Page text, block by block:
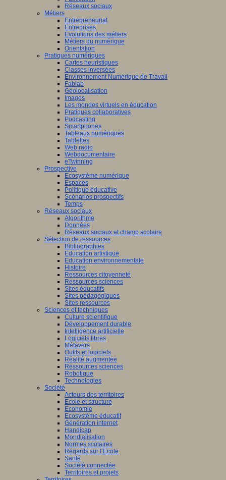
Réseaux sociaux
Métiers
Entrepreneuriat
Entreprises
Evolutions des métiers
Métiers du numérique
Orientation
Pratiques numériques
Cartes heuristiques
Classes inversées
Environnement Numérique de Travail
Fablab
Géolocalisation
Images
Les mondes virtuels en éducation
Pratiques collaboratives
Podcasting
Smartphones
Tableaux numériques
Tablettes
Web radio
Webdocumentaire
eTwinning
Prospective
Ecosystème numérique
Espaces
Politique éducative
Scénarios prospectifs
Temps
Réseaux sociaux
Algorithme
Données
Réseaux sociaux et champ scolaire
Sélection de ressources
Bibliographies
Education artistique
Education environnementale
Histoire
Ressources citoyenneté
Ressources sciences
Sites éducatifs
Sites pédagogiques
Sites ressources
Sciences et techniques
Culture scientifique
Développement durable
Intelligence artificielle
Logiciels libres
Métavers
Outils et logiciels
Réalité augmentée
Ressources sciences
Robotique
Technologies
Société
Acteurs des territoires
Ecole et structure
Economie
Ecosystème éducatif
Génération internet
Handicap
Mondialisation
Normes scolaires
Regards sur l’Ecole
Santé
Société connectée
Territoires et projets